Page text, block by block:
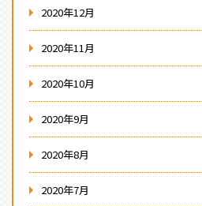
2020年12月
2020年11月
2020年10月
2020年9月
2020年8月
2020年7月